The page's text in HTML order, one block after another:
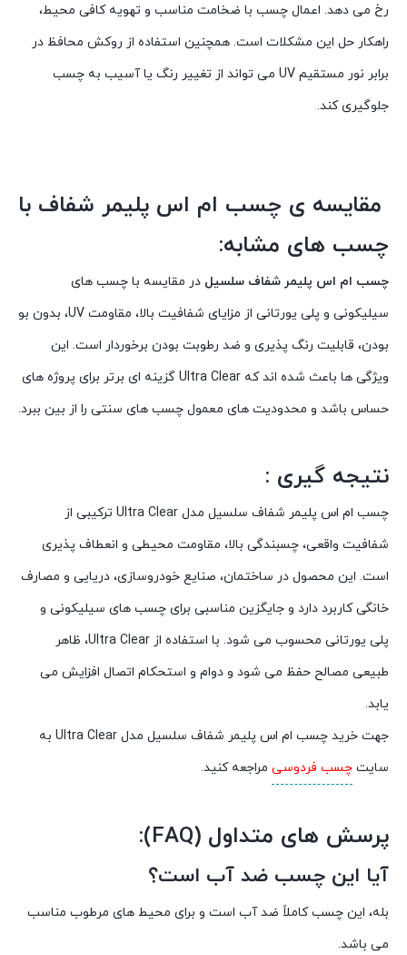
رخ می دهد. اعمال چسب با ضخامت مناسب و تهویه کافی محیط،
راهکار حل این مشکلات است. همچنین استفاده از روکش محافظ در
برابر نور مستقیم UV می تواند از تغییر رنگ یا آسیب به چسب
جلوگیری کند.
مقایسه ی چسب ام اس پلیمر شفاف با
چسب های مشابه:
چسب ام اس پلیمر شفاف سلسیل در مقایسه با چسب های
سیلیکونی و پلی یورتانی از مزایای شفافیت بالا، مقاومت UV، بدون بو
بودن، قابلیت رنگ پذیری و ضد رطوبت بودن برخوردار است. این
ویژگی ها باعث شده اند که Ultra Clear گزینه ای برتر برای پروژه های
حساس باشد و محدودیت های معمول چسب های سنتی را از بین ببرد.
نتیجه گیری :
چسب ام اس پلیمر شفاف سلسیل مدل Ultra Clear ترکیبی از
شفافیت واقعی، چسبندگی بالا، مقاومت محیطی و انعطاف پذیری
است. این محصول در ساختمان، صنایع خودروسازی، دریایی و مصارف
خانگی کاربرد دارد و جایگزین مناسبی برای چسب های سیلیکونی و
پلی یورتانی محسوب می شود. با استفاده از Ultra Clear، ظاهر
طبیعی مصالح حفظ می شود و دوام و استحکام اتصال افزایش می
یابد.
جهت خرید چسب ام اس پلیمر شفاف سلسیل مدل Ultra Clear به
سایت چسب فردوسی مراجعه کنید.
پرسش های متداول (FAQ):
آیا این چسب ضد آب است؟
بله، این چسب کاملاً ضد آب است و برای محیط های مرطوب مناسب
می باشد.